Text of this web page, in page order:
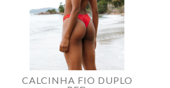
CALCINHA FIO DUPLO